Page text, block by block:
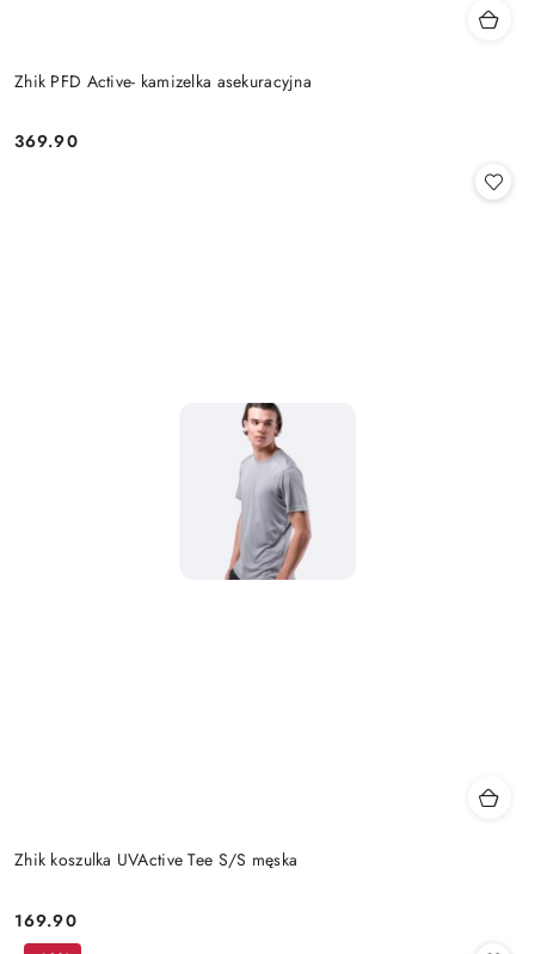
Zhik PFD Active- kamizelka asekuracyjna
Cena:
369.90
Zhik koszulka UVActive Tee S/S męska
Cena:
169.90